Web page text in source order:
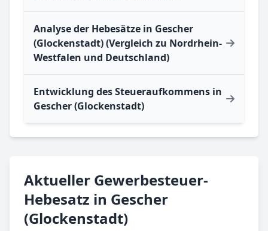
Analyse der Hebesätze in Gescher
(Glockenstadt) (Vergleich zu Nordrhein-
Westfalen und Deutschland)
Entwicklung des Steueraufkommens in
Gescher (Glockenstadt)
Aktueller Gewerbesteuer-
Hebesatz in Gescher
(Glockenstadt)